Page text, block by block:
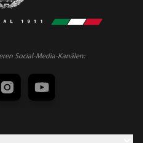
Social-Media-Kanälen: